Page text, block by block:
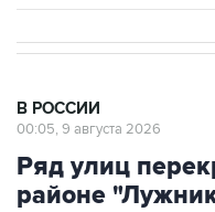
В РОССИИ
00:05, 9 августа 2026
Ряд улиц
районе